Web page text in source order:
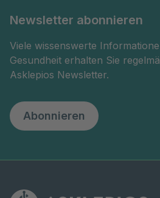
Newsletter abonnieren
Viele wissenswerte
Gesundheit erhalten Sie
Asklepios Newsletter.
Abonnieren